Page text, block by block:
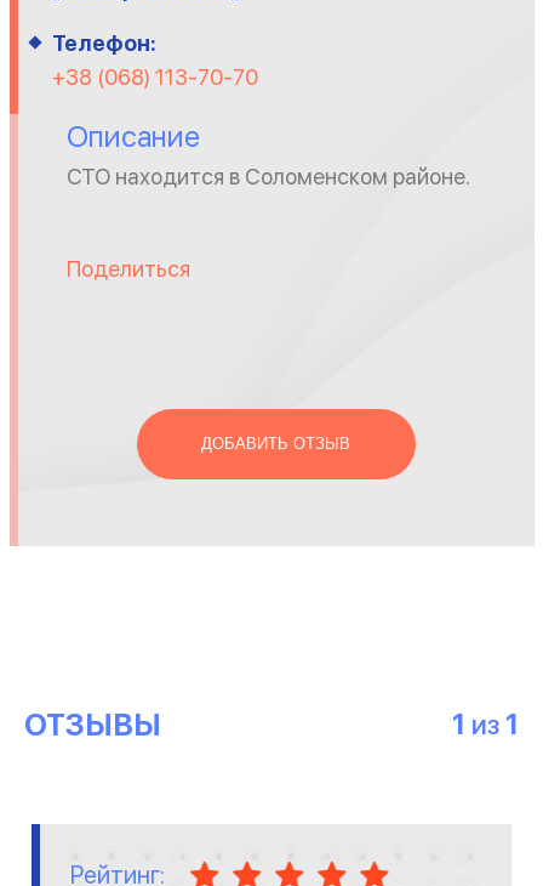
Телефон:
+38 (068) 113-70-70
Описание
СТО находится в Соломенском районе.
Поделиться
ДОБАВИТЬ ОТЗЫВ
ОТЗЫВЫ 1 ИЗ 1
Рейтинг: